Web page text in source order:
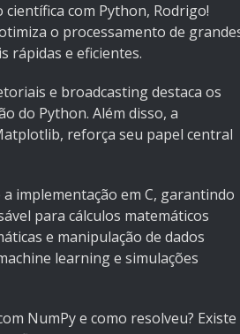
com Python, Rodrigo!
o processamento de
rápidas e eficientes.
e broadcasting destaca os
do Python. Além disso, a
reforça seu papel central
implementação em C, garantindo
para cálculos matemáticos
e manipulação de dados
learning e simulações
NumPy e como resolveu? Existe